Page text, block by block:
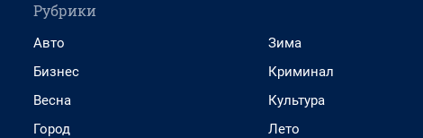
Рубрики
Авто
Бизнес
Весна
Город
Зима
Криминал
Культура
Лето